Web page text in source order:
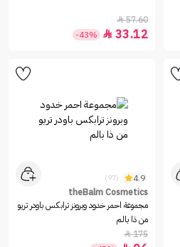
57.60

33.12

-43%
4.9
(97)
theBalm Cosmetics
مجموعة احمر خدود وبرونز ترابكس باودر تريو
من ذا بالم
175
